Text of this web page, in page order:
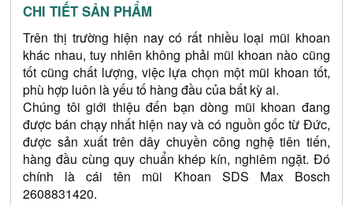
CHI TIẾT SẢN PHẨM
Trên thị trường hiện nay có rất nhiều loại mũi khoan
khác nhau, tuy nhiên không phải mũi khoan nào cũng
tốt cũng chất lượng, việc lựa chọn một mũi khoan tốt,
phù hợp luôn là yếu tố hàng đầu của bất kỳ ai.
Chúng tôi giới thiệu đến bạn dòng mũi khoan đang
được bán chạy nhất hiện nay và có nguồn gốc từ Đức,
được sản xuất trên dây chuyền công nghệ tiên tiến,
hàng đầu cùng quy chuẩn khép kín, nghiêm ngặt. Đó
chính là cái tên mũi Khoan SDS Max Bosch
2608831420.